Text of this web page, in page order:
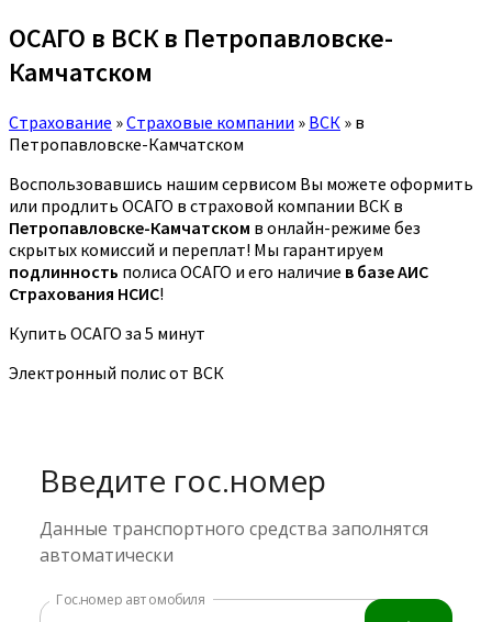
ОСАГО в ВСК в Петропавловске-
Камчатском
Страхование »Страховые компании » ВСК » в
Петропавловске-Камчатском
Воспользовавшись нашим сервисом Вы можете оформить
или продлить ОСАГО в страховой компании ВСК в
Петропавловске-Камчатском в онлайн-режиме без
скрытых комиссий и переплат! Мы гарантируем
подлинность полиса ОСАГО и его наличие в базе АИС
Страхования НСИС!
Купить ОСАГО за 5 минут
Электронный полис от ВСК